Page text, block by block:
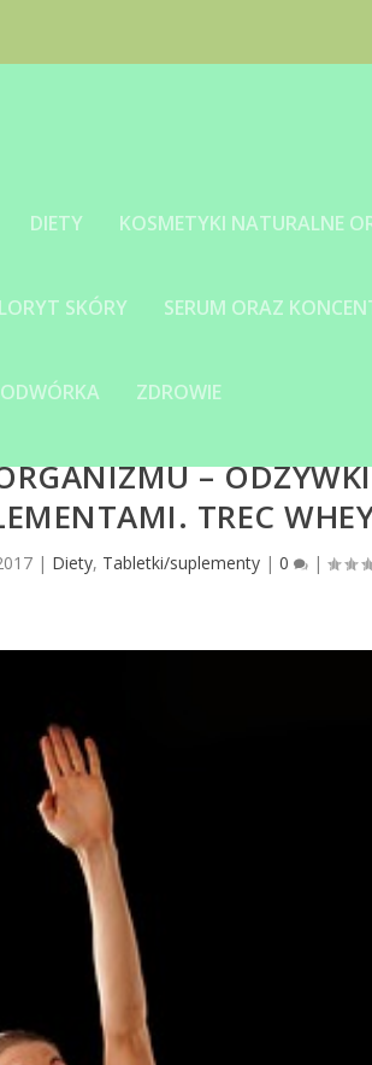
DIETY KOSMETYKI NATURALNE
SKÓRY SERUM ORAZ
ZDROWIE
–
TREC
| Diety, Tabletki/suplementy| 0 |